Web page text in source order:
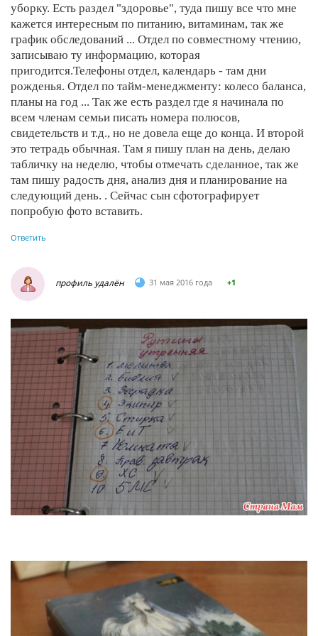
уборку. Есть раздел "здоровье", туда пишу все что мне
кажется интересным по питанию, витаминам, так же
график обследований ... Отдел по совместному чтению,
записываю ту информацию, которая
пригодится.Телефоны отдел, календарь - там дни
рожденья. Отдел по тайм-менеджменту: колесо баланса,
планы на год ... Так же есть раздел где я начинала по
всем членам семьи писать номера полюсов,
свидетельств и т.д., но не довела еще до конца. И второй
это тетрадь обычная. Там я пишу план на день, делаю
табличку на неделю, чтобы отмечать сделанное, так же
там пишу радость дня, анализ дня и планирование на
следующий день. . Сейчас сын сфотографирует
попробую фото вставить.
Ответить
профиль удалён 31 мая 2016 года +1